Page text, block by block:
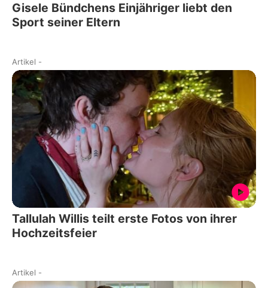
Gisele Bündchens Einjähriger liebt den
Sport seiner Eltern
Artikel -
Tallulah Willis teilt erste Fotos von ihrer
Hochzeitsfeier
Artikel -